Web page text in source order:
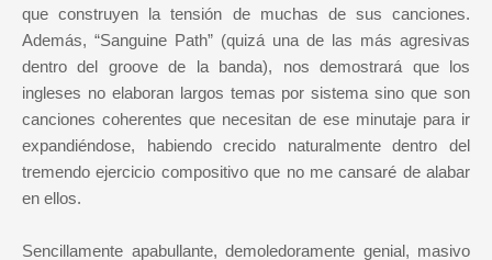
que construyen la tensión de muchas de sus canciones.
Además, “Sanguine Path” (quizá una de las más agresivas
dentro del groove de la banda), nos demostrará que los
ingleses no elaboran largos temas por sistema sino que son
canciones coherentes que necesitan de ese minutaje para ir
expandiéndose, habiendo crecido naturalmente dentro del
tremendo ejercicio compositivo que no me cansaré de alabar
en ellos.
Sencillamente apabullante, demoledoramente genial, masivo